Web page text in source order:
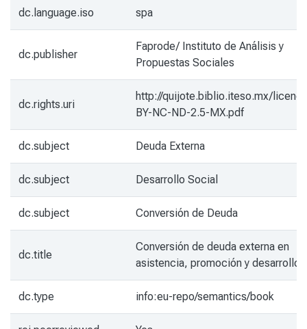
dc.language.iso spa
dc.publisher
Faprode/ Instituto de Análisis y
Propuestas Sociales
dc.rights.uri
http://quijote.biblio.iteso.mx/
BY-NC-ND-2.5-MX.pdf
dc.subject Deuda Externa
dc.subject Desarrollo Social
dc.subject Conversión de Deuda
dc.title
Conversión de deuda externa en
asistencia, promoción y desarrollo
dc.type info:eu-repo/semantics/book